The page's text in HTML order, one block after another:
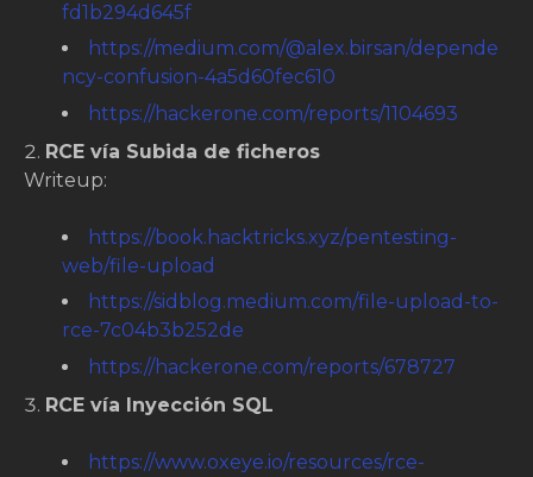
fd1b294d645f
https://medium.com/@alex.birsan/depende
ncy-confusion-4a5d60fec610
https://hackerone.com/reports/1104693
RCE vía Subida de ficheros
Writeup:
https://book.hacktricks.xyz/pentesting-
web/file-upload
https://sidblog.medium.com/file-upload-to-
rce-7c04b3b252de
https://hackerone.com/reports/678727
RCE vía Inyección SQL
https://www.oxeye.io/resources/rce-